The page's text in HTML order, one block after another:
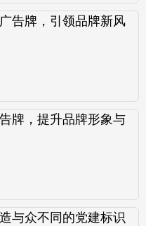
告牌，引领品牌新风
牌，提升品牌形象与
与众不同的党建标识